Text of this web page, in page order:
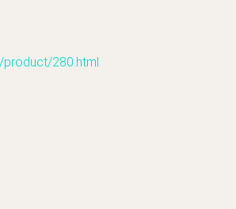
280.html